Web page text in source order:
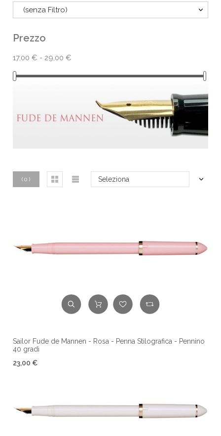
(senza Filtro)
Prezzo
17,00 € - 29,00 €
( 0 ) Seleziona
Sailor Fude de Mannen - Rosa - Penna Stilografica - Pennino
40 gradi
23,00 €